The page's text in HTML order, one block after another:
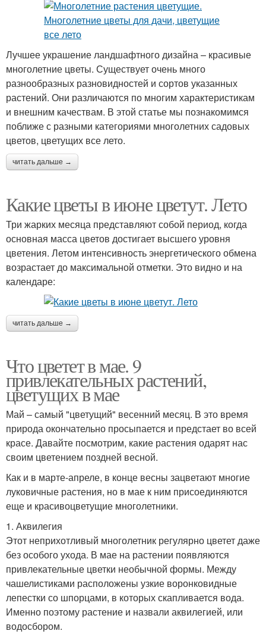
Лучшее украшение ландшафтного дизайна – красивые
многолетние цветы. Существует очень много
разнообразных разновидностей и сортов указанных
растений. Они различаются по многим характеристикам
и внешним качествам. В этой статье мы познакомимся
поближе с разными категориями многолетних садовых
цветов, цветущих все лето.
читать дальше →
Какие цветы в июне цветут. Лето
Три жарких месяца представляют собой период, когда
основная масса цветов достигает высшего уровня
цветения. Летом интенсивность энергетического обмена
возрастает до максимальной отметки. Это видно и на
календаре:
читать дальше →
Что цветет в мае. 9
привлекательных растений,
цветущих в мае
Май – самый "цветущий" весенний месяц. В это время
природа окончательно просыпается и предстает во всей
красе. Давайте посмотрим, какие растения одарят нас
своим цветением поздней весной.
Как и в марте-апреле, в конце весны зацветают многие
луковичные растения, но в мае к ним присоединяются
еще и красивоцветущие многолетники.
1. Аквилегия
Этот неприхотливый многолетник регулярно цветет даже
без особого ухода. В мае на растении появляются
привлекательные цветки необычной формы. Между
чашелистиками расположены узкие воронковидные
лепестки со шпорцами, в которых скапливается вода.
Именно поэтому растение и назвали аквилегией, или
водосбором.